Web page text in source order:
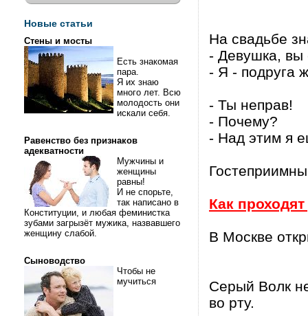
Новые статьи
Стены и мосты
Есть знакомая
пара.
Я их знаю
много лет. Всю
молодость они
искали себя.
Равенство без признаков
адекватности
Мужчины и
женщины
равны!
И не спорьте,
так написано в
Конституции, и любая феминистка
зубами загрызёт мужика, назвавшего
женщину слабой.
Сыноводство
Чтобы не
мучиться
На свадьбе
- Девушка, вы
- Я - подруга
- Ты неправ!
- Почему?
- Над этим я
Как
В Москве
Серый Волк
во рту.